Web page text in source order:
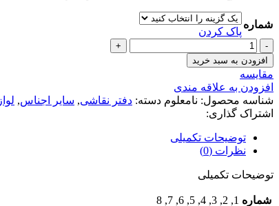
شماره
پاک کردن
نقاشی
الماسی
کرومی
ملودی
عدد
افزودن به سبد خرید
مقايسه
افزودن به علاقه مندی
شناسه محصول: نامعلوم دسته: دفتر نقاشی, سایر اجناس,
اشتراک گذاری:
توضیحات تکمیلی
نظرات (0)
توضیحات تکمیلی
شماره 1, 2, 3, 4, 5, 6, 7, 8